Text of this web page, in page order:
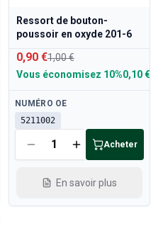
Ressort de bouton-
poussoir en oxyde 201-6
0,90 €1,00 €
Vous économisez 10%0,10 €
Disponible
NUMÉRO OE
5211002
Acheter
En savoir plus